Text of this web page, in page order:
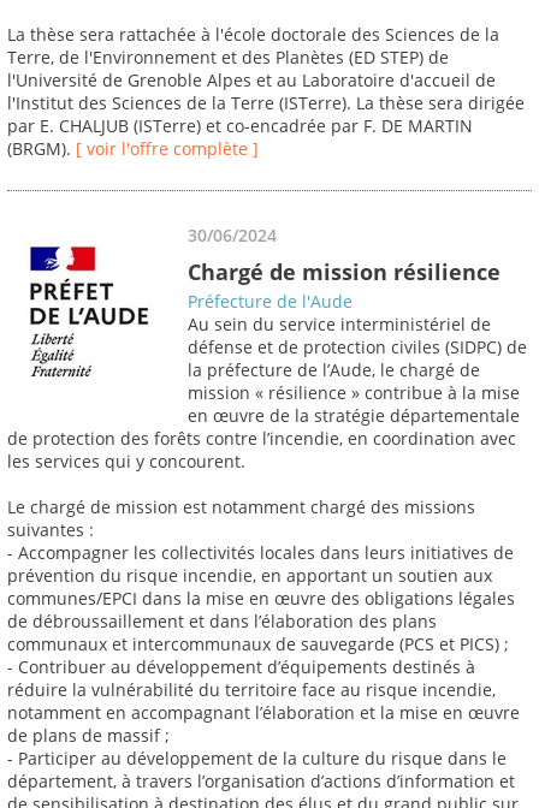
La thèse sera rattachée à l'école doctorale des Sciences de la
Terre, de l'Environnement et des Planètes (ED STEP) de
l'Université de Grenoble Alpes et au Laboratoire d'accueil de
l'Institut des Sciences de la Terre (ISTerre). La thèse sera dirigée
par E. CHALJUB (ISTerre) et co-encadrée par F. DE MARTIN
(BRGM). [ voir l'offre complète ]
30/06/2024
Chargé de mission résilience
Préfecture de l'Aude
Au sein du service interministériel de
défense et de protection civiles (SIDPC) de
la préfecture de l’Aude, le chargé de
mission « résilience » contribue à la mise
en œuvre de la stratégie départementale
de protection des forêts contre l’incendie, en coordination avec
les services qui y concourent.
Le chargé de mission est notamment chargé des missions
suivantes :
- Accompagner les collectivités locales dans leurs initiatives de
prévention du risque incendie, en apportant un soutien aux
communes/EPCI dans la mise en œuvre des obligations légales
de débroussaillement et dans l’élaboration des plans
communaux et intercommunaux de sauvegarde (PCS et PICS) ;
- Contribuer au développement d’équipements destinés à
réduire la vulnérabilité du territoire face au risque incendie,
notamment en accompagnant l’élaboration et la mise en œuvre
de plans de massif ;
- Participer au développement de la culture du risque dans le
département, à travers l’organisation d’actions d’information et